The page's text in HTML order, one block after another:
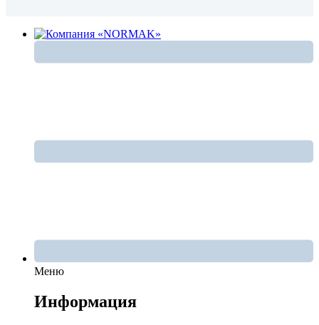
Меню
Информация